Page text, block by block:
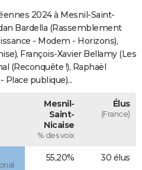
2024 à Mesnil-Saint-
Bardella (Rassemblement
- Modem - Horizons),
François-Xavier Bellamy (Les
(Reconquête !), Raphaël
publique)...
Mesnil-
Saint-
Nicaise
% des voix
Élus
(France)
55,20% 30 élus